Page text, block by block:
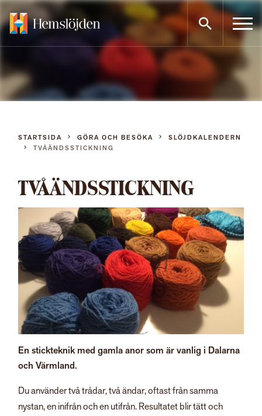
Gå
direkt
innehållet
STARTSIDA GÖRA OCH BESÖKA
SLÖJDKALENDERN
TVÅÄNDSSTICKNING
TVÅÄNDSSTICKNING
En stickteknik med gamla anor som är vanlig i Dalarna
och Värmland.
Du använder två trådar, två ändar, oftast från samma
nystan, en inifrån och en utifrån. Resultatet blir tätt och